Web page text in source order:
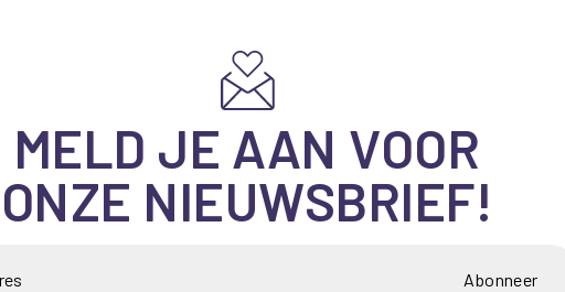
MELD JE AAN VOOR
ONZE NIEUWSBRIEF!
Abonneer